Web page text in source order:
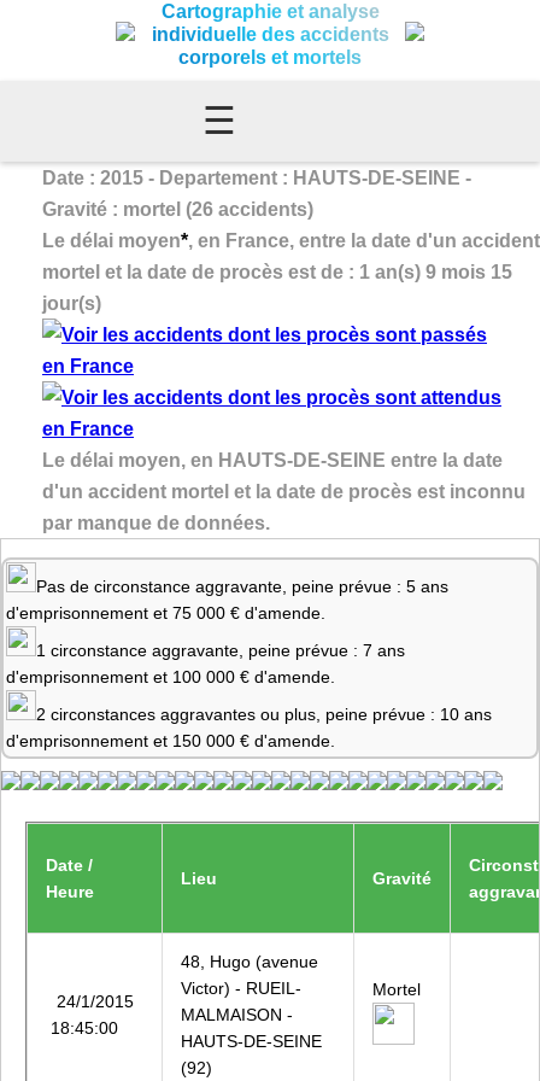
Cartographie et analyse
individuelle des accidents
corporels et mortels
☰
Date : 2015 - Departement : HAUTS-DE-SEINE -
Gravité : mortel (26 accidents)
Le délai moyen*, en France, entre la date d'un accident
mortel et la date de procès est de : 1 an(s) 9 mois 15
jour(s)
Le délai moyen, en HAUTS-DE-SEINE entre la date
d'un accident mortel et la date de procès est inconnu
par manque de données.
Pas de circonstance aggravante, peine prévue : 5 ans
d'emprisonnement et 75 000 € d'amende.
1 circonstance aggravante, peine prévue : 7 ans
d'emprisonnement et 100 000 € d'amende.
2 circonstances aggravantes ou plus, peine prévue : 10 ans
d'emprisonnement et 150 000 € d'amende.
Date /
Heure
Lieu Gravité
24/1/2015
18:45:00
48, Hugo (avenue
Victor) - RUEIL-
MALMAISON -
HAUTS-DE-SEINE
(92)
Mortel